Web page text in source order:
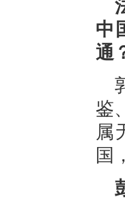
中
通
鉴
属
国